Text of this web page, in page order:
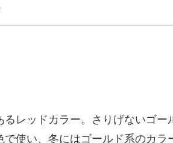
レッドカラー。さりげないゴー
で使い、冬にはゴールド系のカラ